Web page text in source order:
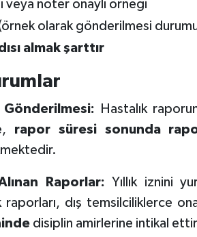
veya noter onaylı örneği
olarak gönderilmesi
almak şarttır
Hastalık
rapor süresi sonunda
Raporlar: Yıllık iznini
raporları, dış temsilciliklerce
disiplin amirlerine intikal